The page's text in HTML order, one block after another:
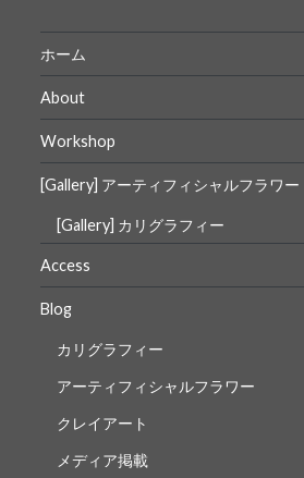
ゲ
ー
シ
ョ
ン
ホーム
About
Workshop
[Gallery] アーティフィシャルフラワー
[Gallery] カリグラフィー
Access
Blog
カリグラフィー
アーティフィシャルフラワー
クレイアート
メディア掲載